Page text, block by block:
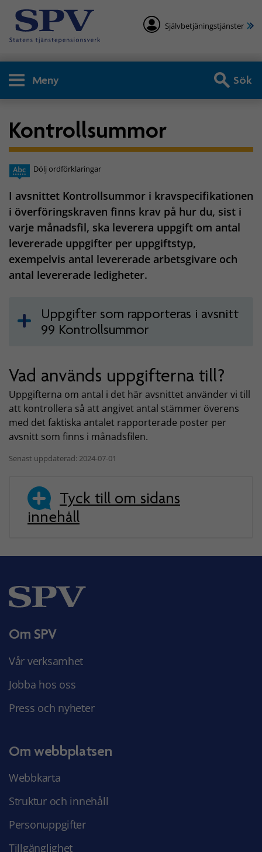
Självbetjäningstjänster
Meny Sök
Kontrollsummor
Dölj ordförklaringar
I avsnittet Kontrollsummor i kravspecifikationen
i överföringskraven finns krav på hur du, sist i
varje månadsfil, ska leverera uppgift om antal
levererade uppgifter per uppgiftstyp,
exempelvis antal levererade arbetsgivare och
antal levererade ledigheter.
Uppgifter som rapporteras i avsnitt
99 Kontrollsummor
Vad används uppgifterna till?
Uppgifterna om antal i det här avsnittet använder vi till
att kontrollera så att angivet antal stämmer överens
med det faktiska antalet rapporterade poster per
avsnitt som finns i månadsfilen.
Senast uppdaterad: 2024-07-01
Tyck till om sidans
innehåll
Om SPV
Vår verksamhet
Jobba hos oss
Press och nyheter
Om webbplatsen
Webbkarta
Struktur och innehåll
Personuppgifter
Tillgänglighet